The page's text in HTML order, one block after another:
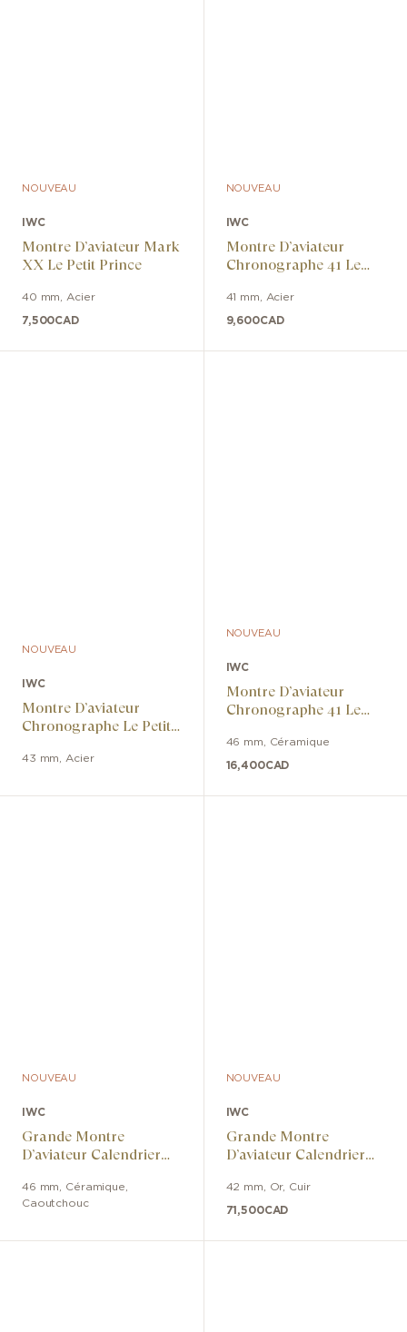
NOUVEAU
IWC
Montre D’aviateur Mark
XX Le Petit Prince
40 mm Acier
7,500CAD
NOUVEAU
IWC
Montre D’aviateur
Chronographe 41 Le
41 mm Acier
9,600CAD
NOUVEAU
IWC
Montre D’aviateur
Chronographe Le Petit
43 mm Acier
NOUVEAU
IWC
Montre D’aviateur
Chronographe 41 Le
46 mm Céramique
16,400CAD
NOUVEAU
IWC
Grande Montre
D’aviateur Calendrier
46 mm Céramique
Caoutchouc
NOUVEAU
IWC
Grande Montre
D’aviateur Calendrier
42 mm Or, Cuir
71,500CAD